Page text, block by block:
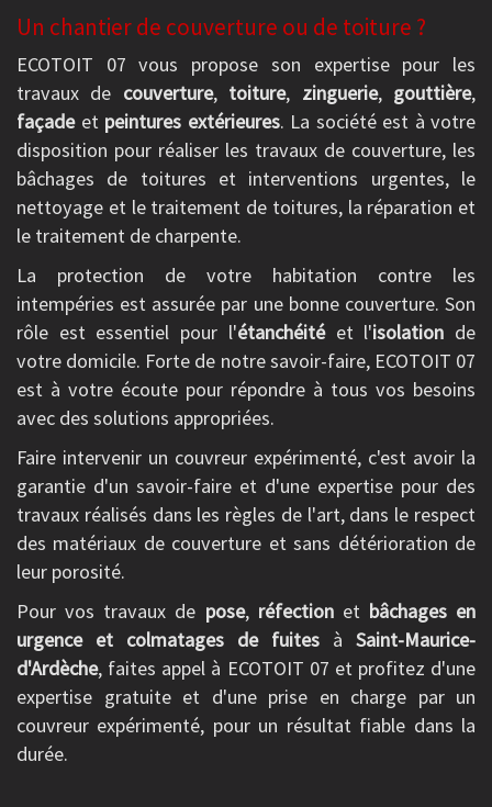
Un chantier de couverture ou de toiture ?
ECOTOIT 07 vous propose son expertise pour les
travaux de couverture, toiture, zinguerie, gouttière,
façadeet peintures extérieures. La société est à votre
disposition pour réaliser les travaux de couverture, les
bâchages de toitures et interventions urgentes, le
nettoyage et le traitement de toitures, la réparation et
le traitement de charpente.
La protection de votre habitation contre les
intempéries est assurée par une bonne couverture. Son
rôle est essentiel pour l'étanchéitéet l'isolation de
votre domicile. Forte de notre savoir-faire, ECOTOIT 07
est à votre écoute pour répondre à tous vos besoins
avec des solutions appropriées.
Faire intervenir un couvreur expérimenté, c'est avoir la
garantie d'un savoir-faire et d'une expertise pour des
travaux réalisés dans les règles de l'art, dans le respect
des matériaux de couverture et sans détérioration de
leur porosité.
Pour vos travaux de pose, réfectionet bâchages en
urgence et colmatages de fuites à Saint-Maurice-
d'Ardèche, faites appel à ECOTOIT 07 et profitez d'une
expertise gratuite et d'une prise en charge par un
couvreur expérimenté, pour un résultat fiable dans la
durée.